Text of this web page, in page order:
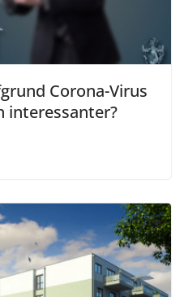
Corona-Virus
interessanter?